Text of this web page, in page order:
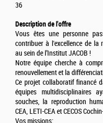
36
Description de l'offre
Vous êtes une personne
contribuer à l'excellence de la
au sein de l’Institut JACOB !
Notre équipe cherche à
renouvellement et la
Ce projet collaboratif financé
équipes multidisciplinaires
souches, la reproduction
CEA, LETI-CEA et CECOS
Vos missions: